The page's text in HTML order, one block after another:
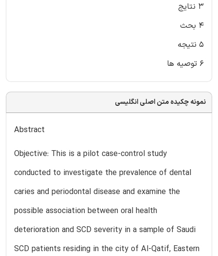
۳ نتایج
۴ بحث
۵ نتیجه
۶ توصیه ها
نمونه چکیده متن اصلی انگلیسی
Abstract
Objective: This is a pilot case-control study
conducted to investigate the prevalence of dental
caries and periodontal disease and examine the
possible association between oral health
deterioration and SCD severity in a sample of Saudi
SCD patients residing in the city of Al-Qatif, Eastern